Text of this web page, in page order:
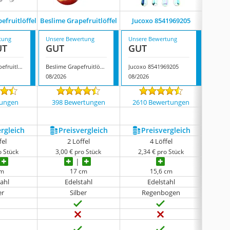
Beslime Grapefruitlöffel Jucoxo 8541969205
Lnjbabao Grapefruitlöffel
Unsere Bewertung
GUT
Beslime Grapefruitlöffel
08/2026
Unsere Bewertung
GUT
Jucoxo 8541969205
08/2026
398 Bewertungen 2610 Bewertungen
Preis­vergleich Preis­vergleich
Stück
2 Löffel
3,00 € pro Stück
4 Löffel
2,34 € pro Stück
17 cm 15,6 cm
Edelstahl
Edelstahl
Silber Regenbogen